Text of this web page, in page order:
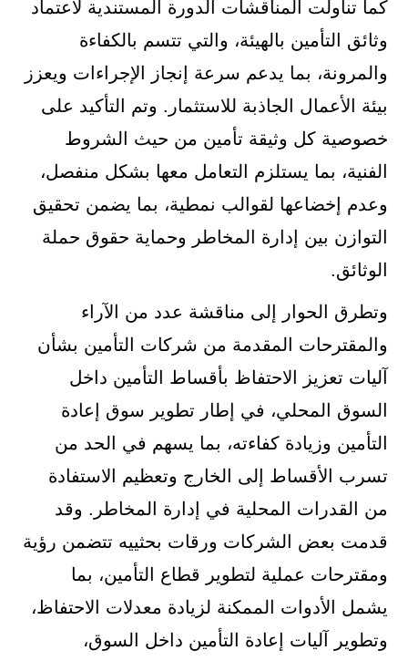
كما تناولت المناقشات الدورة المستندية لاعتماد
وثائق التأمين بالهيئة، والتي تتسم بالكفاءة
والمرونة، بما يدعم سرعة إنجاز الإجراءات ويعزز
بيئة الأعمال الجاذبة للاستثمار. وتم التأكيد على
خصوصية كل وثيقة تأمين من حيث الشروط
الفنية، بما يستلزم التعامل معها بشكل منفصل،
وعدم إخضاعها لقوالب نمطية، بما يضمن تحقيق
التوازن بين إدارة المخاطر وحماية حقوق حملة
الوثائق.
وتطرق الحوار إلى مناقشة عدد من الآراء
والمقترحات المقدمة من شركات التأمين بشأن
آليات تعزيز الاحتفاظ بأقساط التأمين داخل
السوق المحلي، في إطار تطوير سوق إعادة
التأمين وزيادة كفاءته، بما يسهم في الحد من
تسرب الأقساط إلى الخارج وتعظيم الاستفادة
من القدرات المحلية في إدارة المخاطر. وقد
قدمت بعض الشركات ورقات بحثييه تتضمن رؤية
ومقترحات عملية لتطوير قطاع التأمين، بما
يشمل الأدوات الممكنة لزيادة معدلات الاحتفاظ،
وتطوير آليات إعادة التأمين داخل السوق،